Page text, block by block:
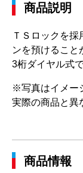
商品説明
ＴＳロックを
ンを預けること
3桁ダイヤル式
※写真はイメー
実際の商品と異
商品情報